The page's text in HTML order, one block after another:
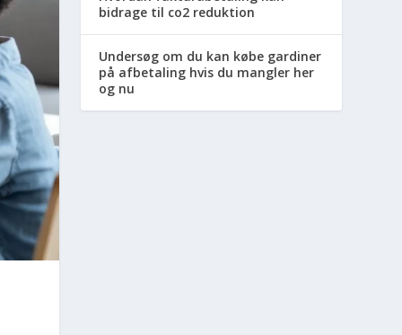
bidrage til co2 reduktion
Undersøg om du kan købe gardiner
på afbetaling hvis du mangler her
og nu